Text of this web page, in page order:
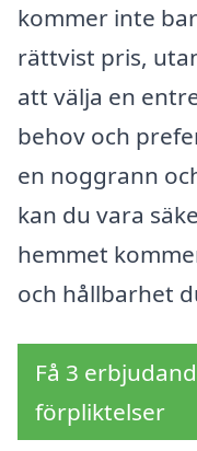
kommer inte
rättvist pris,
att välja en
behov och
en noggrann
kan du vara
hemmet
och hållbarhet
Få 3
förpliktelser